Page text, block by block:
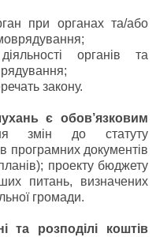
при органах та/або
органів та
закону.
є обов’язковим
змін до статуту
програмних документів
проекту бюджету
питань, визначених
громади.
та розподілі коштів